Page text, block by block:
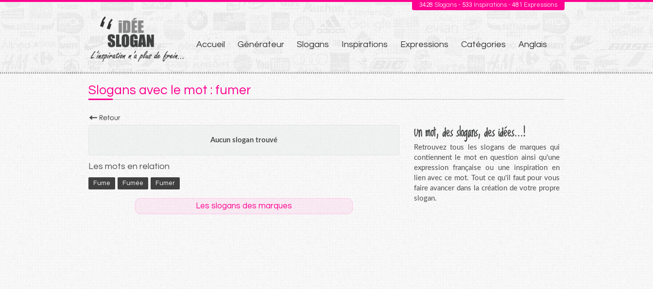
3428 Slogans - 533 Inspirations - 481 Expressions
Aller
au
contenu
Accueil Générateur Slogans Inspirations Expressions Catégories Anglais
Slogans avec le mot : fumer
Aucun slogan trouvé
Les mots en relation
Fume Fumée Fumer
Les slogans des marques
Un mot, des slogans, des idées...!
Retrouvez tous les slogans de marques qui
contiennent le mot en question ainsi qu'une
expression française ou une inspiration en
lien avec ce mot. Tout ce qu'il faut pour vous
faire avancer dans la création de votre propre
slogan.